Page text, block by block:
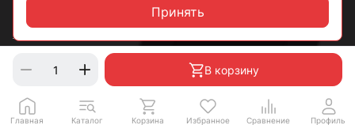
В корзину
Согласие на обработку данных
Пользовательское соглашение
Главная Каталог Корзина Избранное Сравнение Профиль
Принять
Чат